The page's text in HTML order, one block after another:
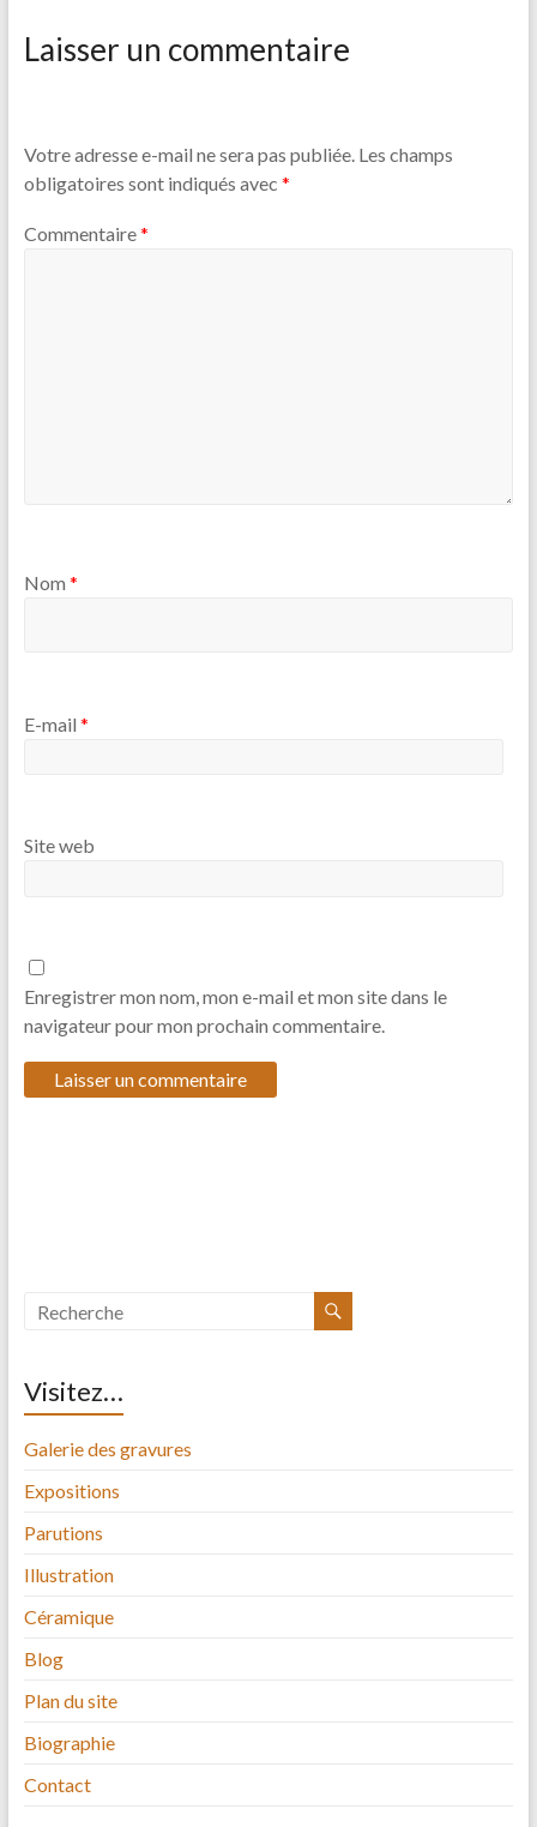
Laisser un commentaire
Votre adresse e-mail ne sera pas publiée. Les champs
obligatoires sont indiqués avec *
Commentaire*
Nom *
E-mail *
Site web
Enregistrer mon nom, mon e-mail et mon site dans le
navigateur pour mon prochain commentaire.
Visitez…
Galerie des gravures
Expositions
Parutions
Illustration
Céramique
Blog
Plan du site
Biographie
Contact